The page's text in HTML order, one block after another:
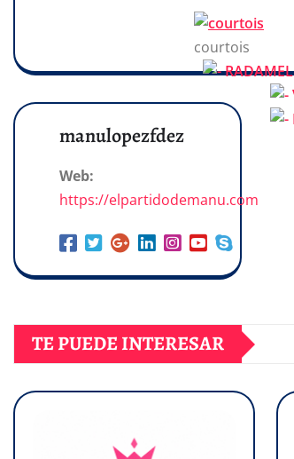
courtois
manulopezfdez
Web:
https://elpartidodemanu.com
TE PUEDE INTERESAR